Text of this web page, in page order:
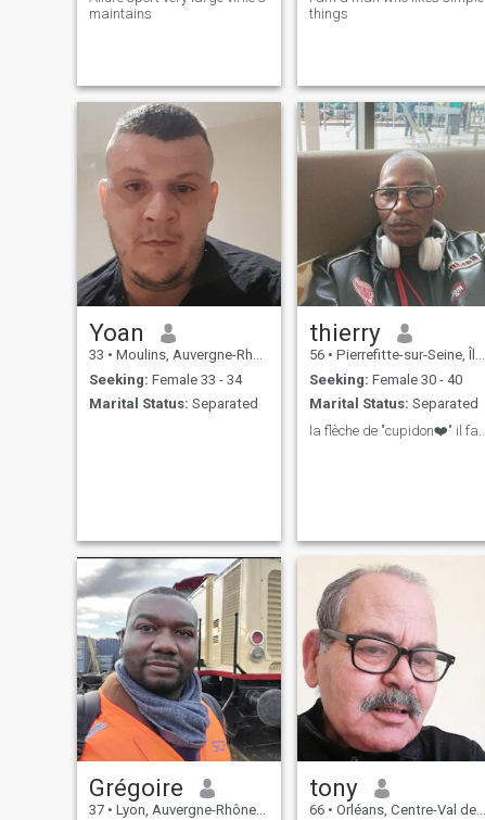
maintains
things
Yoan
33 • Moulins, Auvergne-Rhône-Alpes, France
Seeking: Female 33 - 34
Marital Status: Separated
thierry
56 • Pierrefitte-sur-Seine, Île-de-France, France
Seeking: Female 30 - 40
Marital Status: Separated
Grégoire
37 • Lyon, Auvergne-Rhône-Alpes, France
tony
66 • Orléans, Centre-Val de Loire, France